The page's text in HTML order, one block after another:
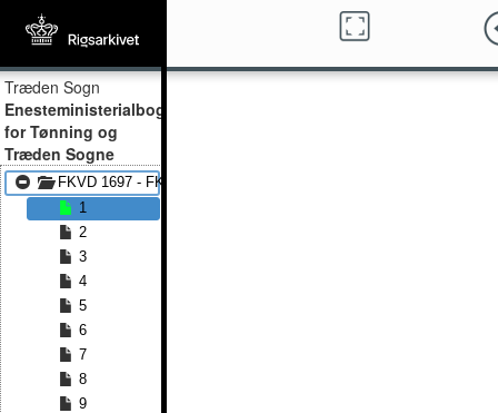
Træden Sogn
Enesteministerialbog
for Tønning og
Træden Sogne
FKVD 1697 - FKVD 1789
1
2
3
4
5
6
7
8
9